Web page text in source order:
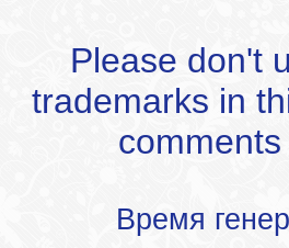
Please don't
trademarks in
Время